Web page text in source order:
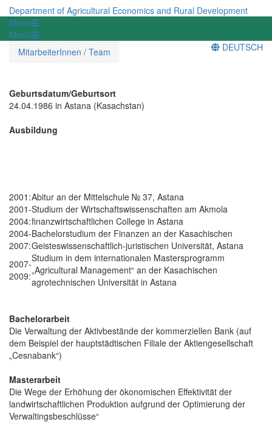
Department of Agricultural Economics and Rural Development
Menü
Menü
MitarbeiterInnen / Team
DEUTSCH
Geburtsdatum/Geburtsort
24.04.1986 in Astana (Kasachstan)
Ausbildung
2001:Abitur an der Mittelschule № 37, Astana
2001-
2004:
Studium der Wirtschaftswissenschaften am Akmola
finanzwirtschaftlichen College in Astana
2004-
2007:
Bachelorstudium der Finanzen an der Kasachischen
Geisteswissenschaftlich-juristischen Universität, Astana
2007-
2009:
Studium in dem internationalen Mastersprogramm
„Agricultural Management“ an der Kasachischen
agrotechnischen Universität in Astana
Bachelorarbeit
Die Verwaltung der Aktivbestände der kommerziellen Bank (auf
dem Beispiel der hauptstädtischen Filiale der Aktiengesellschaft
„Cesnabank“)
Masterarbeit
Die Wege der Erhöhung der ökonomischen Effektivität der
landwirtschaftlichen Produktion aufgrund der Optimierung der
Verwaltingsbeschlüsse“